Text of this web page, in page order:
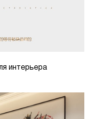
интерьера